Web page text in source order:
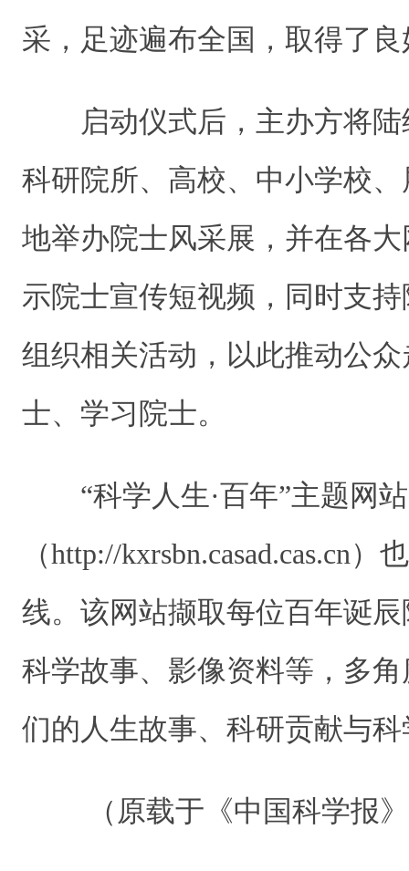
采，足迹遍布全国，取得了
启动仪式后，主办方将
科研院所、高校、中小学校
地举办院士风采展，并在各
示院士宣传短视频，同时支
组织相关活动，以此推动公
士、学习院士。
“科学人生·百年”主题网站
（http://kxrsbn.casad.cas.cn
线。该网站撷取每位百年诞
科学故事、影像资料等，多
们的人生故事、科研贡献与
（原载于《中国科学报